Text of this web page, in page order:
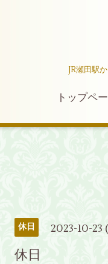
JR瀬田駅
トップペ
休日 2023-10-23
休日